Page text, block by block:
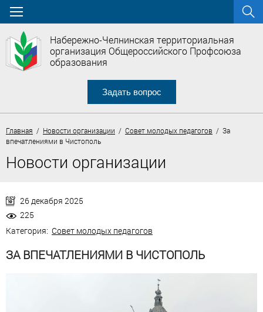
Набережно-Челнинская территориальная
организация Общероссийского Профсоюза
образования
Задать вопрос
Главная / Новости организации / Совет молодых педагогов / За
впечатлениями в Чистополь
Новости организации
26 декабря 2025
225
Категория: Совет молодых педагогов
ЗА ВПЕЧАТЛЕНИЯМИ В ЧИСТОПОЛЬ